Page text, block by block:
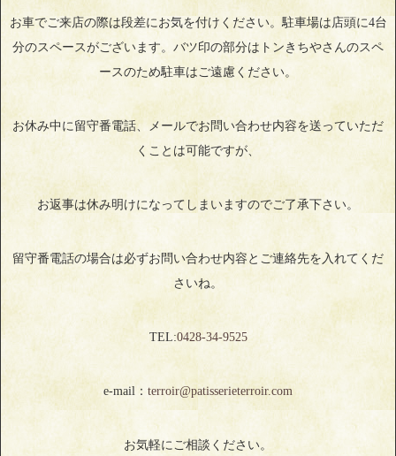
お車でご来店の際は段差にお気を付けください。駐車場は店頭に4台
分のスペースがございます。バツ印の部分はトンきちやさんのスペ
ースのため駐車はご遠慮ください。
お休み中に留守番電話、メールでお問い合わせ内容を送っていただ
くことは可能ですが、
お返事は休み明けになってしまいますのでご了承下さい。
留守番電話の場合は必ずお問い合わせ内容とご連絡先を入れてくだ
さいね。
TEL:0428‐34‐9525
e-mail： terroir@patisserieterroir.com
お気軽にご相談ください。